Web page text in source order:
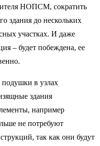
НОПСМ, сократить
здания до нескольких
участках. И даже
– будет побеждена, ее
в узлах
здания
например
не потребуют
так как они будут